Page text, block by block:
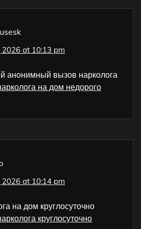
2026 at 10:13 pm
анонимный вызов нарколога
на дом недорого
2026 at 10:14 pm
на дом круглосуточно
круглосуточно